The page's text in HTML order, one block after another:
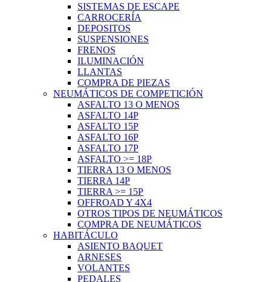
SISTEMAS DE ESCAPE
CARROCERÍA
DEPOSITOS
SUSPENSIONES
FRENOS
ILUMINACIÓN
LLANTAS
COMPRA DE PIEZAS
NEUMÁTICOS DE COMPETICIÓN
ASFALTO 13 O MENOS
ASFALTO 14P
ASFALTO 15P
ASFALTO 16P
ASFALTO 17P
ASFALTO >= 18P
TIERRA 13 O MENOS
TIERRA 14P
TIERRA >= 15P
OFFROAD Y 4X4
OTROS TIPOS DE NEUMÁTICOS
COMPRA DE NEUMÁTICOS
HABITÁCULO
ASIENTO BAQUET
ARNESES
VOLANTES
PEDALES